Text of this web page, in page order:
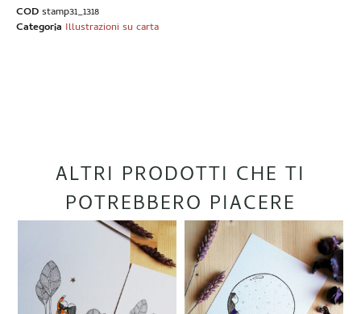
CODstamp31_1318
Categoria Illustrazioni su carta
ALTRI PRODOTTI CHE TI
POTREBBERO PIACERE